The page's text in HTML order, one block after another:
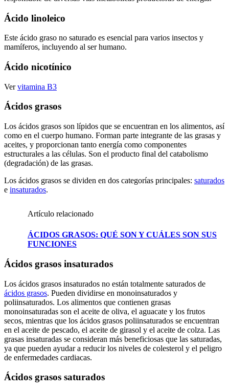
Ácido linoleico
Este ácido graso no saturado es esencial para varios insectos y
mamíferos, incluyendo al ser humano.
Ácido nicotínico
Vervitamina B3
Ácidos grasos
Los ácidos grasos son lípidos que se encuentran en los alimentos, así
como en el cuerpo humano. Forman parte integrante de las grasas y
aceites, y proporcionan tanto energía como componentes
estructurales a las células. Son el producto final del catabolismo
(degradación) de las grasas.
Los ácidos grasos se dividen en dos categorías principales: saturados
e insaturados.
Artículo relacionado
ÁCIDOS GRASOS: QUÉ SON Y CUÁLES SON SUS
FUNCIONES
Ácidos grasos insaturados
Los ácidos grasos insaturados no están totalmente saturados de
ácidos grasos. Pueden dividirse en monoinsaturados y
poliinsaturados. Los alimentos que contienen grasas
monoinsaturadas son el aceite de oliva, el aguacate y los frutos
secos, mientras que los ácidos grasos poliinsaturados se encuentran
en el aceite de pescado, el aceite de girasol y el aceite de colza. Las
grasas insaturadas se consideran más beneficiosas que las saturadas,
ya que pueden ayudar a reducir los niveles de colesterol y el peligro
de enfermedades cardiacas.
Ácidos grasos saturados